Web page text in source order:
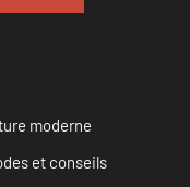
moderne
et conseils